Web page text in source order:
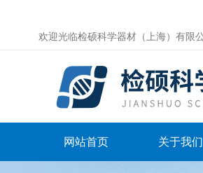
欢迎光临检硕科学器材（上海）有限
网站首页 关于我们